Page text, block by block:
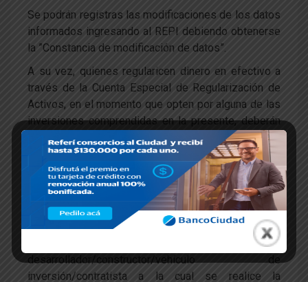
Se podrán registras las modificaciones de los datos
informados ingresando al REPI debiendo obtenerse
la ”Constancia de modificación de datos”.
A su vez, quienes regularicen dinero en efectivo a
través de la Cuenta Especial de Regularización de
Activos, en el momento que opten por alguna de las
inversiones comprendidas en la presente, deberán
proporcionar a la entidad bancaria la siguiente
información:
a) Código de registración del proyecto inmobiliario,
tanto sea ”COPI”, ”COPI-VI” o ”COCLO”, el que
deberá estar en estado ”ACTIVO” y vinculado a un
proyecto inmobiliario definido; b) Constancia de la
Clave Bancaria Uniforme (CBU) de la Cuenta del
desarrollador/constructor/vehículo de
inversión/contratista a la cual se realice la